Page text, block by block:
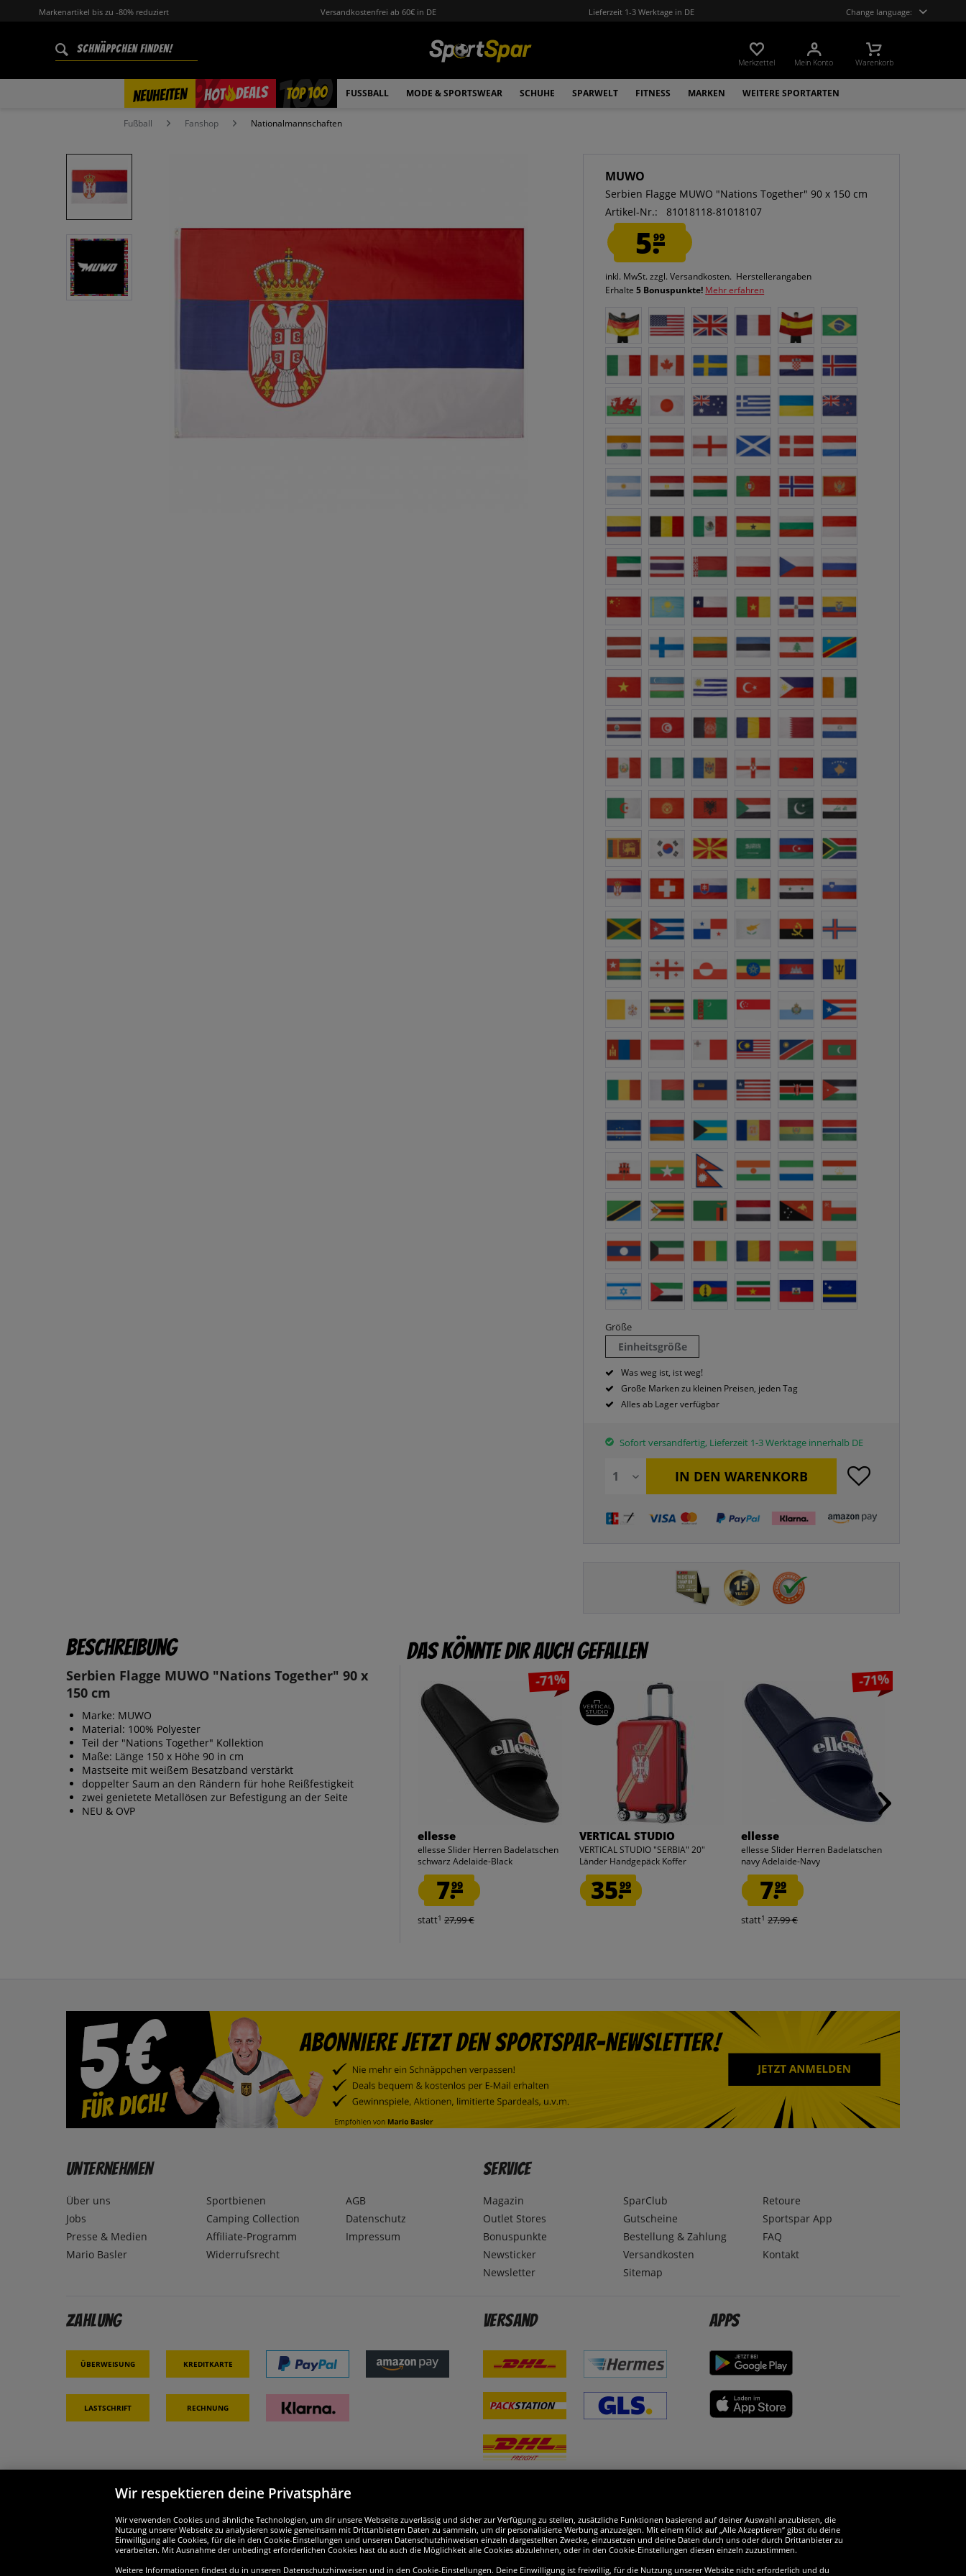
Markenartikel bis zu -80% reduziert Versandkostenfrei ab 60€ in DE Lieferzeit 1-3 Werktage in DE Change language:
Merkzettel Mein Konto Warenkorb
NEUHEITEN HOT DEALS
% TOP 100 FUSSBALL MODE & SPORTSWEAR SCHUHE SPARWELT FITNESS MARKEN WEITERE SPORTARTEN
Fußball Fanshop Nationalmannschaften
MUWO
Serbien Flagge MUWO "Nations Together" 90 x 150 cm
Artikel-Nr.:
81018118-81018107
5.99
inkl. MwSt.zzgl. Versandkosten. Herstellerangaben
Erhalte5 Bonuspunkte! Mehr erfahren
Größe
Einheitsgröße
Was weg ist, ist weg!
Große Marken zu kleinen Preisen, jeden Tag
Alles ab Lager verfügbar
Sofort versandfertig, Lieferzeit 1-3 Werktage innerhalb DE
IN DEN WARENKORB
Beschreibung
Serbien Flagge MUWO "Nations Together" 90 x
150 cm
Marke: MUWO
Material: 100% Polyester
Teil der "Nations Together" Kollektion
Maße: Länge 150 x Höhe 90 in cm
Mastseite mit weißem Besatzband verstärkt
doppelter Saum an den Rändern für hohe Reißfestigkeit
zwei genietete Metallösen zur Befestigung an der Seite
NEU & OVP
Das könnte dir auch gefallen
-71%
ellesse
ellesse Slider Herren Badelatschen
schwarz Adelaide-Black
7.99
statt1 27,99 €
VERTICAL STUDIO
VERTICAL STUDIO "SERBIA" 20"
Länder Handgepäck Koffer
35.99
-71%
ellesse
ellesse Slider Herren Badelatschen
navy Adelaide-Navy
7.99
statt1 27,99 €
Unternehmen
Über uns
Jobs
Presse & Medien
Mario Basler
Sportbienen
Camping Collection
Affiliate-Programm
Widerrufsrecht
AGB
Datenschutz
Impressum
Service
Magazin
Outlet Stores
Bonuspunkte
Newsticker
Newsletter
SparClub
Gutscheine
Bestellung & Zahlung
Versandkosten
Sitemap
Retoure
Sportspar App
FAQ
Kontakt
Zahlung
Überweisung Kreditkarte
Lastschrift Rechnung
Versand Apps
Partner & Sicherheit Wir sind ausgezeichnet
Wir respektieren deine Privatsphäre
Wir verwenden Cookies und ähnliche Technologien, um dir unsere Webseite zuverlässig und sicher zur Verfügung zu stellen, zusätzliche Funktionen basierend auf deiner Auswahl anzubieten, die
Nutzung unserer Webseite zu analysieren sowie gemeinsam mit Drittanbietern Daten zu sammeln, um dir personalisierte Werbung anzuzeigen. Mit einem Klick auf „Alle Akzeptieren“ gibst du deine
Einwilligung alle Cookies, für die in den Cookie-Einstellungen und unseren Datenschutzhinweisen einzeln dargestellten Zwecke, einzusetzen und deine Daten durch uns oder durch Drittanbieter zu
verarbeiten. Mit Ausnahme der unbedingt erforderlichen Cookies hast du auch die Möglichkeit alle Cookies abzulehnen, oder in den Cookie-Einstellungen diesen einzeln zuzustimmen.
Weitere Informationen findest du in unseren Datenschutzhinweisen und in den Cookie-Einstellungen. Deine Einwilligung ist freiwillig, für die Nutzung unserer Website nicht erforderlich und du